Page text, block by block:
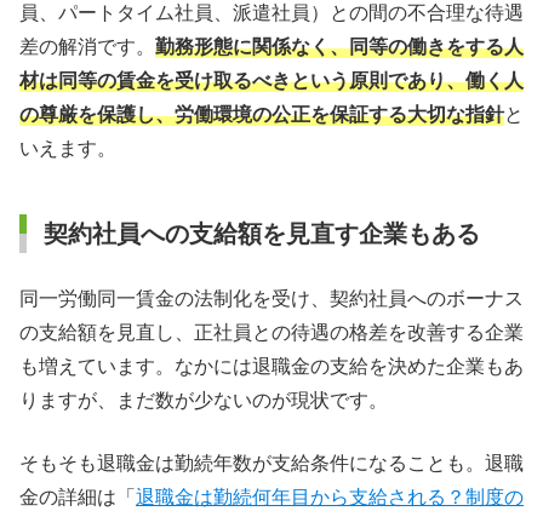
員、パートタイム社員、派遣社員）との間の不合理な待遇
差の解消です。 勤務形態に関係なく、同等の働きをする人
材は同等の賃金を受け取るべきという原則であり、働く人
の尊厳を保護し、労働環境の公正を保証する大切な指針と
いえます。
契約社員への支給額を見直す企業もある
同一労働同一賃金の法制化を受け、契約社員へのボーナス
の支給額を見直し、正社員との待遇の格差を改善する企業
も増えています。なかには退職金の支給を決めた企業もあ
りますが、まだ数が少ないのが現状です。
そもそも退職金は勤続年数が支給条件になることも。退職
金の詳細は「 退職金は勤続何年目から支給される？制度の